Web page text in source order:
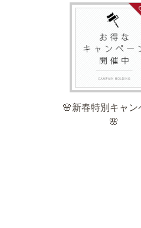
🌸新春特別キャン
🌸